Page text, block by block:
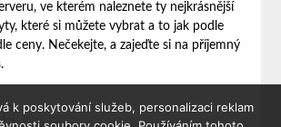
ve kterém naleznete ty nejkrásnější
které si můžete vybrat a to jak podle
ceny. Nečekejte, a zajeďte si na příjemný
k poskytování služeb, personalizaci reklam